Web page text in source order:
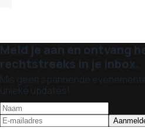
Meld je aan en ontvang
rechtstreeks in je inbox.
Mis geen spannende
unieke updates!